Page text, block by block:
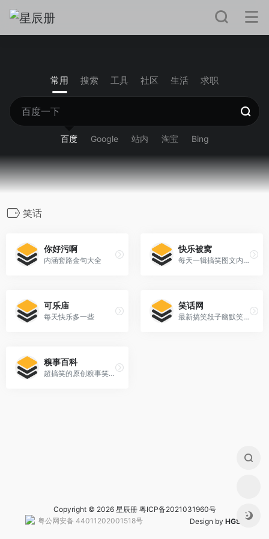
常用 搜索 工具 社区 生活 求职
百度 Google 站内 淘宝 Bing
笑话
你好污啊
内涵套路金句大全
快乐被窝
每天一辑搞笑图文内涵段子，汇集各种被窝福利，让身心轻松快乐！
可乐庙
每天快乐多一些
笑话网
最新搞笑段子幽默笑话大全
糗事百科
超搞笑的原创糗事笑话分享社区
Copyright © 2026 星辰册 粤ICP备2021031960号
粤公网安备 44011202001518号Design by HGS